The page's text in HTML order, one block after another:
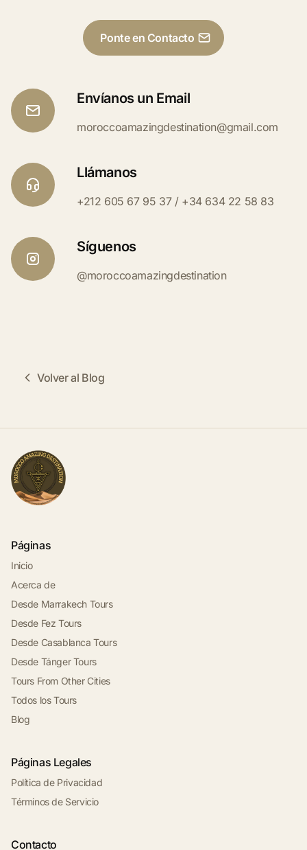
Ponte en Contacto
Envíanos un Email
moroccoamazingdestination@gmail.com
Llámanos
+212 605 67 95 37 / +34 634 22 58 83
Síguenos
@moroccoamazingdestination
Volver al Blog
Páginas
Inicio
Acerca de
Desde Marrakech Tours
Desde Fez Tours
Desde Casablanca Tours
Desde Tánger Tours
Tours From Other Cities
Todos los Tours
Blog
Páginas Legales
Política de Privacidad
Términos de Servicio
Contacto